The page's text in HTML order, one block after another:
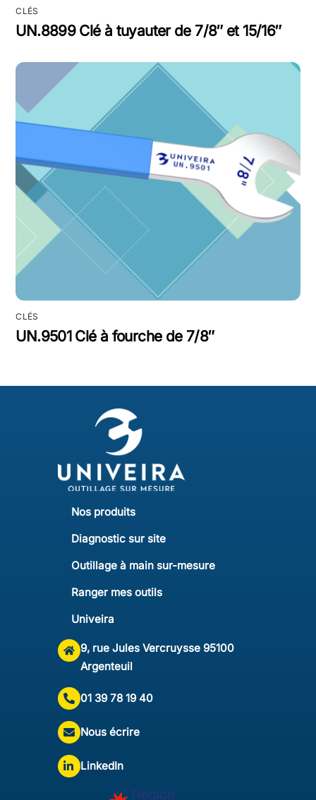
CLÉS
UN.8899 Clé à tuyauter de 7/8″ et 15/16″
CLÉS
UN.9501 Clé à fourche de 7/8″
Nos produits
Diagnostic sur site
Outillage à main sur-mesure
Ranger mes outils
Univeira
9, rue Jules Vercruysse 95100
Argenteuil
01 39 78 19 40
Nous écrire
LinkedIn